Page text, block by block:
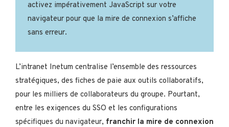
activez impérativement JavaScript sur votre
navigateur pour que la mire de connexion s’affiche
sans erreur.
L’intranet Inetum centralise l’ensemble des ressources
stratégiques, des fiches de paie aux outils collaboratifs,
pour les milliers de collaborateurs du groupe. Pourtant,
entre les exigences du SSO et les configurations
spécifiques du navigateur, franchir la mire de connexion